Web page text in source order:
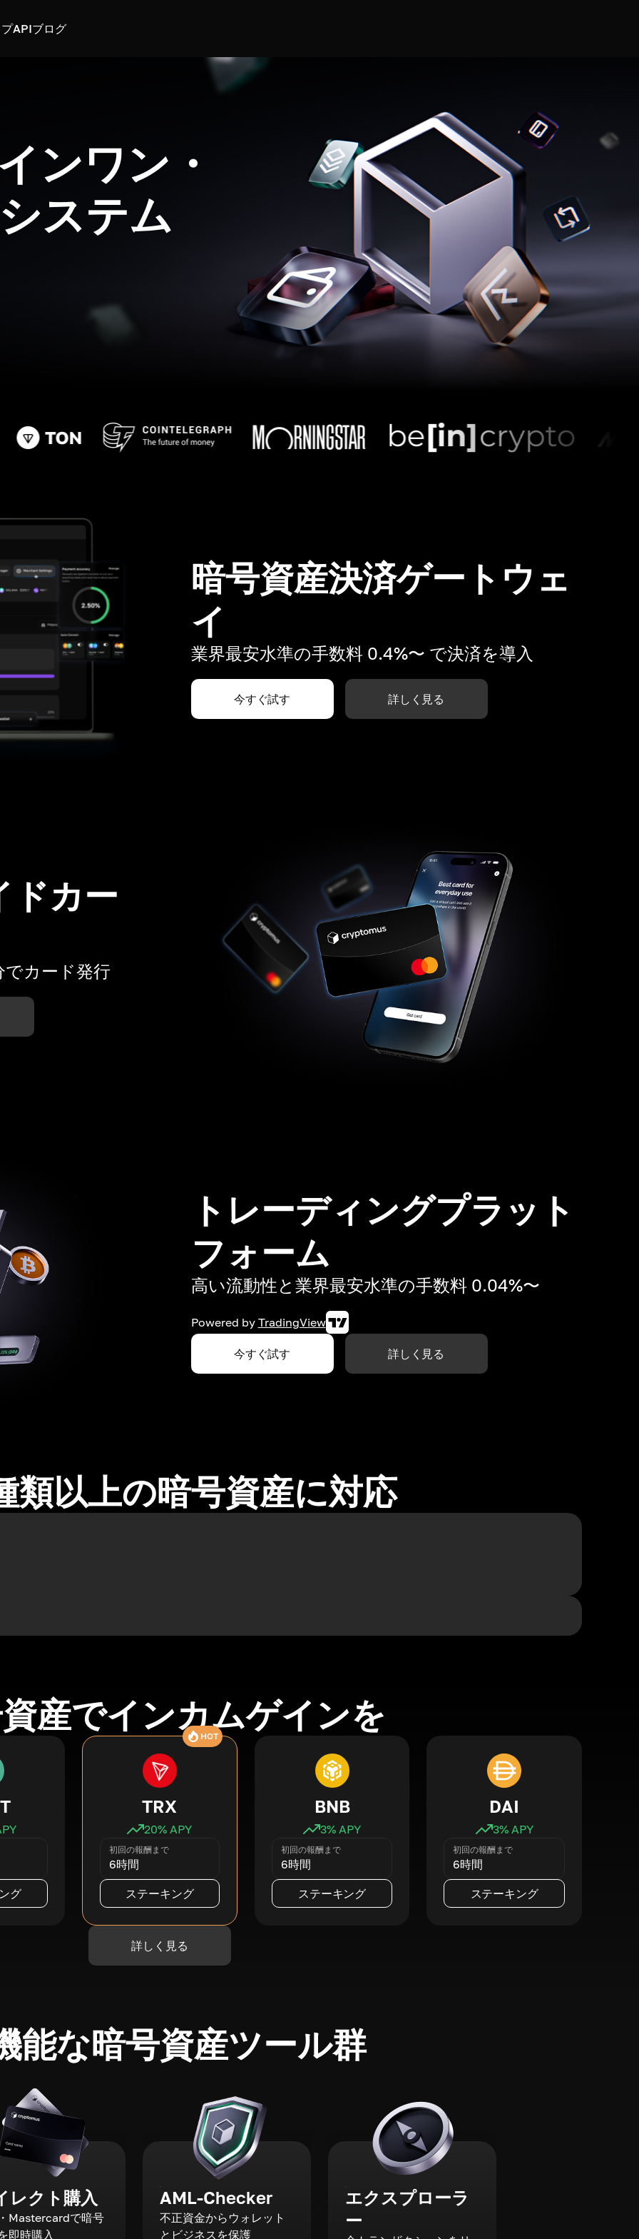
APIブログ
ンワン・
ステム
暗号資産決済ゲートウェ
イ
業界最安水準の手数料 0.4%〜 で決済を導入
今すぐ試す 詳しく見る
ドカー
でカード発行
トレーディングプラット
フォーム
高い流動性と業界最安水準の手数料 0.04%〜
Powered by TradingView
今すぐ試す 詳しく見る
類以上の暗号資産に対応
産でインカムゲインを
グ
HOT
TRX
20% APY
初回の報酬まで
6時間
ステーキング
BNB
3% APY
初回の報酬まで
6時間
ステーキング
DAI
3% APY
初回の報酬まで
6時間
ステーキング
詳しく見る
能な暗号資産ツール群
レクト購入
Mastercardで暗号
即時購入
AML-Checker
不正資金からウォレット
とビジネスを保護
エクスプローラ
ー